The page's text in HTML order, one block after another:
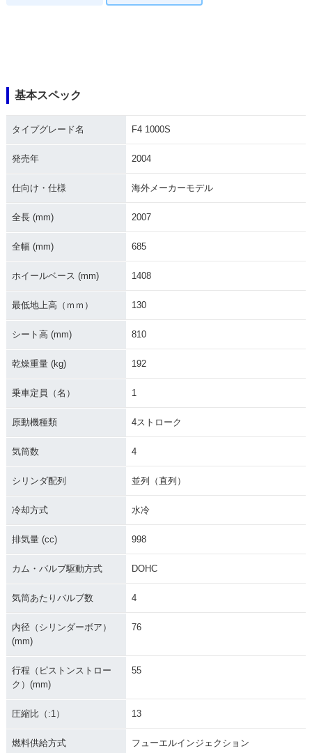
基本スペック
タイプグレード名 F4 1000S
発売年 2004
仕向け・仕様 海外メーカーモデル
全長 (mm) 2007
全幅 (mm) 685
ホイールベース (mm) 1408
最低地上高（ｍｍ） 130
シート高 (mm) 810
乾燥重量 (kg) 192
乗車定員（名） 1
原動機種類 4ストローク
気筒数 4
シリンダ配列 並列（直列）
冷却方式 水冷
排気量 (cc) 998
カム・バルブ駆動方式 DOHC
気筒あたりバルブ数 4
内径（シリンダーボア）
(mm)
76
行程（ピストンストロー
ク）(mm)
55
圧縮比（:1） 13
燃料供給方式 フューエルインジェクション